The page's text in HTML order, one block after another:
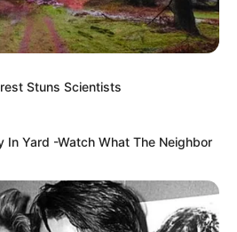
Bloopers Revealed
Stuns Scientists
In Yard -Watch What The Neighbor